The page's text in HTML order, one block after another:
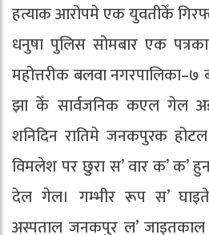
हत्याक आरोपमे एक युवतीकेँ
धनुषा पुलिस सोमबार एक
महोत्तरीक बलवा नगरपालिका–७
झा केँ सार्वजनिक कएल गेल
शनिदिन रातिमे जनकपुरक
विमलेश पर छुरा स’ वार क’ क’
देल गेल। गम्भीर रूप स’
अस्पताल जनकपुर ल’